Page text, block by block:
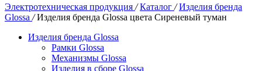
Электротехническая продукция / Каталог / Изделия бренда
Glossa / Изделия бренда Glossa цвета Сиреневый туман
Изделия бренда Glossa
Рамки Glossa
Механизмы Glossa
Изделия в сборе Glossa